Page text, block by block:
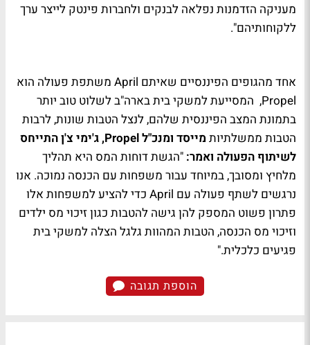
מעניקה הזדמנות נפלאה לבנקים ולחברות פינטק לייצר ערך
ללקוחותיהם".
אחד מהגופים הפיננסיים שאיתם April משתפת פעולה הוא
Propel, המסייעת למשקי בית בארה"ב לשלוט טוב יותר
בתמונת המצב הפיננסית שלהם, לנצל הטבות שונות, לרבות
הטבות ממשלתיות
מייסד ומנכ"ל Propel, ג'ימי צ'ן התייחס
לשיתוף הפעולה ואמר: "הגשת דוחות המס היא תהליך
מלחיץ ומסובך, במיוחד עבור משפחות עם הכנסה נמוכה. אנו
נרגשים לשתף פעולה עם April כדי להציע למשפחות אלו
פתרון פשוט המספק להן גישה להטבות כגון זיכוי מס ילדים
וזיכוי מס הכנסה, הטבות המהוות גלגל הצלה למשקי בית
פגיעים כלכלית."
הוספת תגובה